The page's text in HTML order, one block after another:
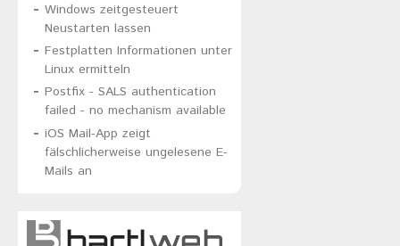
Windows zeitgesteuert
Neustarten lassen
Festplatten Informationen unter
Linux ermitteln
Postfix - SALS authentication
failed - no mechanism available
iOS Mail-App zeigt
fälschlicherweise ungelesene E-
Mails an